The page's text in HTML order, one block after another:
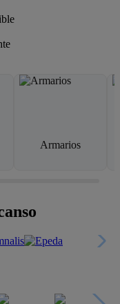
Armarios